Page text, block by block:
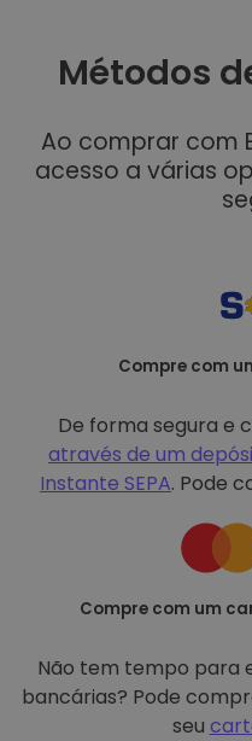
Métodos
Ao comprar com
acesso a várias
Compre com
De forma segura e
através de um
Instante SEPA. Pode
Compre com um
Não tem tempo para
bancárias? Pode
seu